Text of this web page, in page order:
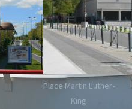
Place Martin Luther-
King